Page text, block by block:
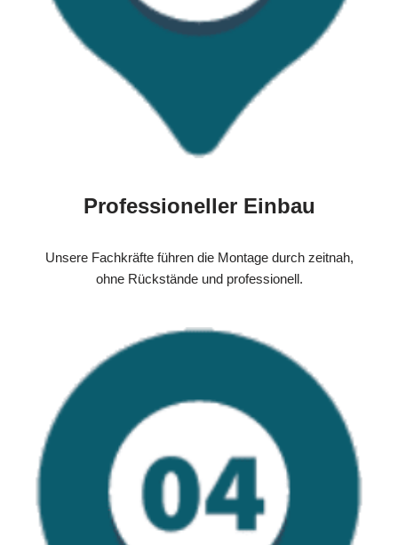
Professioneller Einbau
Unsere Fachkräfte führen die Montage durch zeitnah,
ohne Rückstände und professionell.